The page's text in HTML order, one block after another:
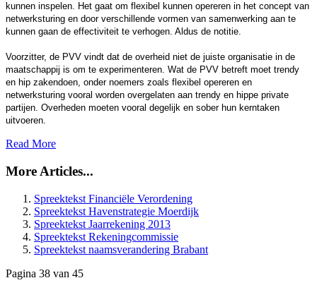
kunnen inspelen. Het gaat om flexibel kunnen opereren in het concept van
netwerksturing en door verschillende vormen van samenwerking aan te
kunnen gaan de effectiviteit te verhogen. Aldus de notitie.
Voorzitter, de PVV vindt dat de overheid niet de juiste organisatie in de
maatschappij is om te experimenteren. Wat de PVV betreft moet trendy
en hip zakendoen, onder noemers zoals flexibel opereren en
netwerksturing vooral worden overgelaten aan trendy en hippe private
partijen. Overheden moeten vooral degelijk en sober hun kerntaken
uitvoeren.
Read More
More Articles...
Spreektekst Financiële Verordening
Spreektekst Havenstrategie Moerdijk
Spreektekst Jaarrekening 2013
Spreektekst Rekeningcommissie
Spreektekst naamsverandering Brabant
Pagina 38 van 45